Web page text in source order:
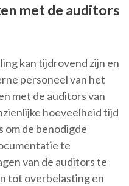
met de auditors
kan tijdrovend zijn en
personeel van het
met de auditors van
hoeveelheid tijd
om de benodigde
te
van de auditors te
tot overbelasting en